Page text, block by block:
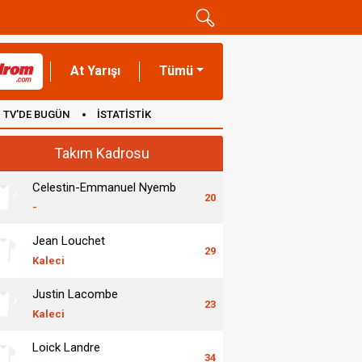
At Yarışı Tümü
TV'DE BUGÜN İSTATİSTİK
Takım Kadrosu
Celestin-Emmanuel Nyemb
-
20
Jean Louchet
Kaleci
29
Justin Lacombe
Kaleci
23
Loick Landre
34